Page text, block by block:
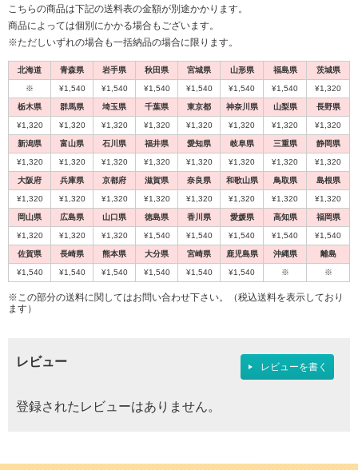
こちらの商品は下記の送料表の金額が別途かかります。
商品によっては個別にかかる場合もございます。
※ただしいずれの場合も一括納品の場合に限ります。
※この部分の送料に関してはお問い合わせ下さい。（税込送料を表示しており
ます）
北海道 青森県 岩手県 秋田県 宮城県 山形県 福島県 茨城県
※ ¥1,540 ¥1,540 ¥1,540 ¥1,540 ¥1,540 ¥1,540 ¥1,320
栃木県 群馬県 埼玉県 千葉県 東京都 神奈川県 山梨県 長野県
¥1,320 ¥1,320 ¥1,320 ¥1,320 ¥1,320 ¥1,320 ¥1,320 ¥1,320
新潟県 富山県 石川県 福井県 愛知県 岐阜県 三重県 静岡県
¥1,320 ¥1,320 ¥1,320 ¥1,320 ¥1,320 ¥1,320 ¥1,320 ¥1,320
大阪府 兵庫県 京都府 滋賀県 奈良県 和歌山県 鳥取県 島根県
¥1,320 ¥1,320 ¥1,320 ¥1,320 ¥1,320 ¥1,320 ¥1,320 ¥1,320
岡山県 広島県 山口県 徳島県 香川県 愛媛県 高知県 福岡県
¥1,320 ¥1,320 ¥1,320 ¥1,540 ¥1,540 ¥1,540 ¥1,540 ¥1,540
佐賀県 長崎県 熊本県 大分県 宮崎県 鹿児島県 沖縄県 離島
¥1,540 ¥1,540 ¥1,540 ¥1,540 ¥1,540 ¥1,540 ※ ※
レビュー レビューを書く
登録されたレビューはありません。